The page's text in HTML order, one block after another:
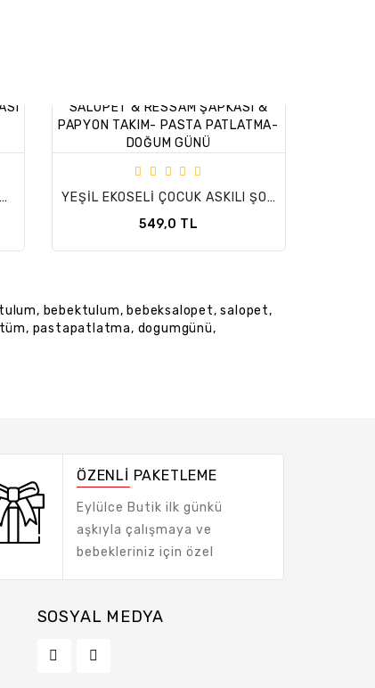
SİYAH EKOSELİ ÇOCUK ASKILI ŞORT SALOPET & RESSAM ŞAPKASI & PAPYON TAKIM- PASTA PATLATMA-DOĞUM GÜNÜ
YEŞİL EKOSELİ ÇOCUK ASKILI ŞORT SALOPET & RESSAM ŞAPKASI & PAPYON TAKIM- PASTA PATLATMA-DOĞUM GÜNÜ
549,0 TL
tulum, bebektulum, bebeksalopet,salopet,
, pastapatlatma, dogumgünü,
ÖZENLİ PAKETLEME
Eylülce Butik ilk günkü
aşkıyla çalışmaya ve
bebekleriniz için özel
SOSYAL MEDYA